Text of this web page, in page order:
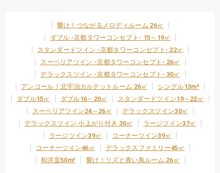
響け！つながるメロディルーム 26㎡
ダブル -京都タワーコンセプト- 15～19㎡
スタンダードツイン -京都タワーコンセプト- 22㎡
スーペリアツイン -京都タワーコンセプト- 26㎡
デラックスツイン -京都タワーコンセプト- 30㎡
アンコール！北宇治カルテットルーム 26㎡
シングル13m²
ダブル15㎡
ダブル16～20㎡
スタンダードツイン19～22㎡
スーペリアツイン24～26㎡
デラックスツイン30㎡
デラックスツイン 小上がり付き 30㎡
ラージツイン37㎡
ラージツイン39㎡
コーナーツイン39㎡
コーナーツイン46㎡
デラックスファミリー45㎡
和洋室50m²
響け！リズと青い鳥ルーム 26㎡